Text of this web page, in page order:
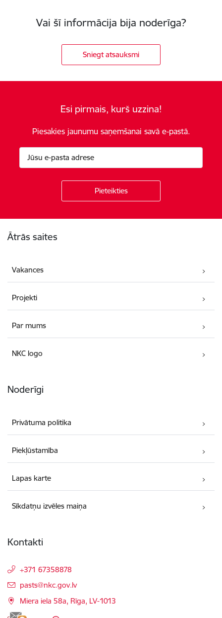
Vai šī informācija bija noderīga?
Sniegt atsauksmi
Esi pirmais, kurš uzzina!
Piesakies jaunumu saņemšanai savā e-pastā.
Ātrās saites
Vakances
Projekti
Par mums
NKC logo
Noderīgi
Privātuma politika
Piekļūstamība
Lapas karte
Sīkdatņu izvēles maiņa
Kontakti
+371 67358878
E-pasts:
pasts@nkc.gov.lv
Miera iela 58a, Rīga, LV-1013